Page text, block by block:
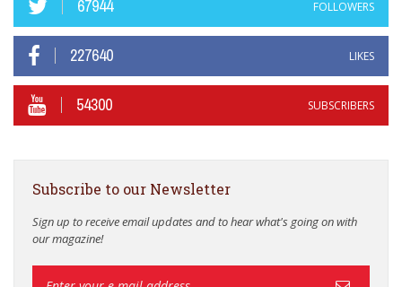
67944 FOLLOWERS
227640 LIKES
54300 SUBSCRIBERS
Subscribe to our Newsletter
Sign up to receive email updates and to hear what's going on with
our magazine!